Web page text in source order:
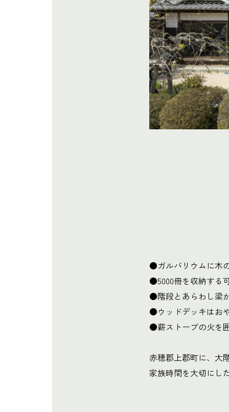
●ガルバリウムに木
●5000冊を収納する
●階段とあらわし梁
●ウッドデッキはお
●薪ストーブの火を
赤穂郡上郡町に、大
家族時間を大切にし